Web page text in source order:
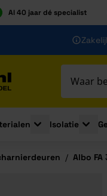
Al 40 jaar dé specialist
for HoutToggle submenu
Isolatie
/ Albo FA